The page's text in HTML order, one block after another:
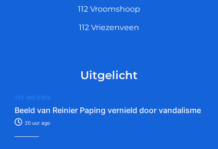
112 Vroomshoop
112 Vriezenveen
Uitgelicht
112 NIEUWS
Beeld van Reinier Paping vernield door vandalisme
20 uur ago